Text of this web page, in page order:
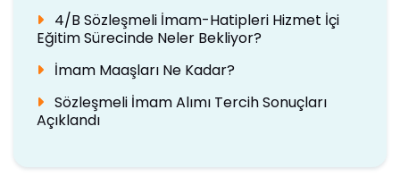
4/B Sözleşmeli İmam-Hatipleri Hizmet İçi
Eğitim Sürecinde Neler Bekliyor?
İmam Maaşları Ne Kadar?
Sözleşmeli İmam Alımı Tercih Sonuçları
Açıklandı